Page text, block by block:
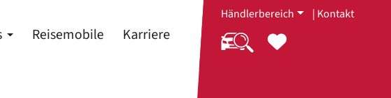
Reisemobile Karriere
Händlerbereich | Kontakt